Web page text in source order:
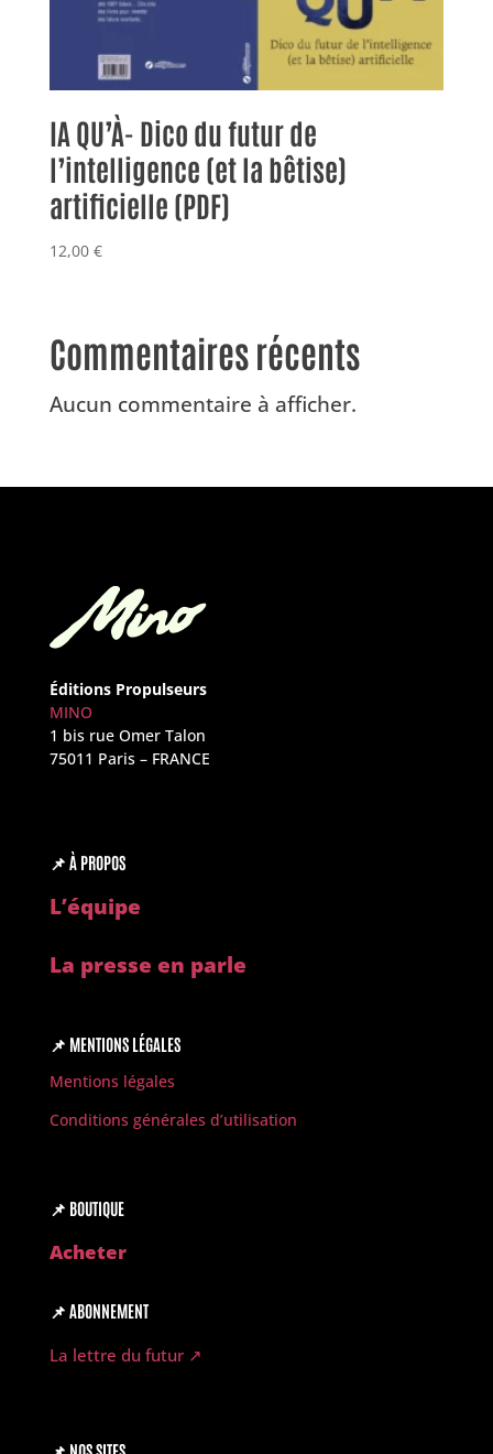
IA QU’À- Dico du futur de
l’intelligence (et la bêtise)
artificielle (PDF)
12,00 €
Commentaires récents
Aucun commentaire à afficher.
Éditions Propulseurs
MINO
1 bis rue Omer Talon
75011 Paris – FRANCE
📌 À PROPOS
L’équipe
La presse en parle
📌 MENTIONS LÉGALES
Mentions légales
Conditions générales d’utilisation
📌 BOUTIQUE
Acheter
📌 ABONNEMENT
La lettre du futur ↗︎